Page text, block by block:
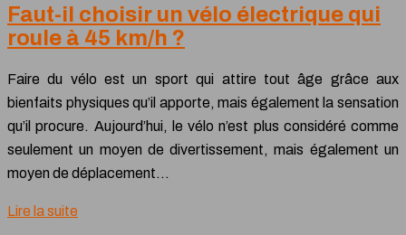
Faut-il choisir un vélo électrique qui
roule à 45 km/h ?
Faire du vélo est un sport qui attire tout âge grâce aux
bienfaits physiques qu’il apporte, mais également la sensation
qu’il procure. Aujourd’hui, le vélo n’est plus considéré comme
seulement un moyen de divertissement, mais également un
moyen de déplacement…
Lire la suite